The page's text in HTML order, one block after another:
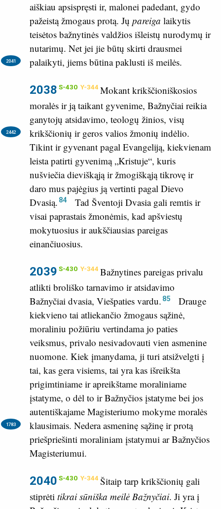
aiškiau apsispręsti ir, malonei padedant, gydo
pažeistą žmogaus protą. Jų pareiga laikytis
teisėtos bažnytinės valdžios išleistų nurodymų ir
nutarimų. Net jei jie būtų skirti drausmei
palaikyti, jiems būtina paklusti iš meilės.
2041
2038 S-430 Y-344 Mokant krikščioniškosios
moralės ir ją taikant gyvenime, Bažnyčiai reikia
ganytojų atsidavimo, teologų žinios, visų
krikščionių ir geros valios žmonių indėlio.
2442
Tikint ir gyvenant pagal Evangeliją, kiekvienam
leista patirti gyvenimą „Kristuje“, kuris
nušviečia dieviškąją ir žmogiškąją tikrovę ir
daro mus pajėgius ją vertinti pagal Dievo
Dvasią. 84
Tad Šventoji Dvasia gali remtis ir
visai paprastais žmonėmis, kad apšviestų
mokytuosius ir aukščiausias pareigas
einančiuosius.
2039 S-430 Y-344 Bažnytines pareigas privalu
atlikti broliško tarnavimo ir atsidavimo
Bažnyčiai dvasia, Viešpaties vardu. 85
Drauge
kiekvieno tai atliekančio žmogaus sąžinė,
moraliniu požiūriu vertindama jo paties
veiksmus, privalo nesivadovauti vien asmenine
nuomone. Kiek įmanydama, ji turi atsižvelgti į
tai, kas gera visiems, tai yra kas išreikšta
prigimtiniame ir apreikštame moraliniame
įstatyme, o dėl to ir Bažnyčios įstatyme bei jos
autentiškajame Magisteriumo mokyme moralės
klausimais.
1783
Nedera asmeninę sąžinę ir protą
priešpriešinti moraliniam įstatymui ar Bažnyčios
Magisteriumui.
2040 S-430 Y-344 Šitaip tarp krikščionių gali
stiprėti tikrai sūniška meilė Bažnyčiai. Ji yra į